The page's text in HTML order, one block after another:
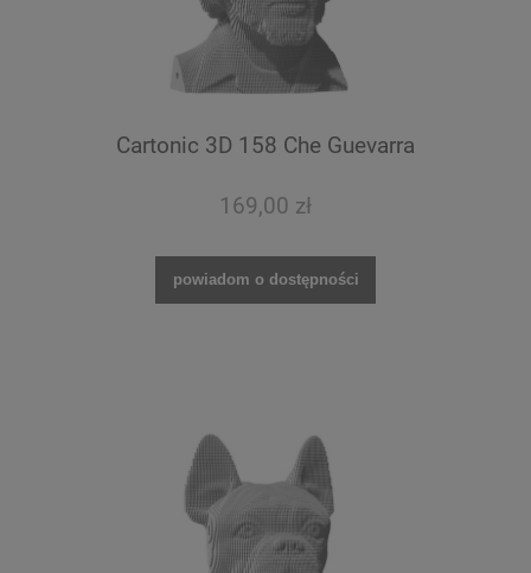
Cartonic 3D 158 Che Guevarra
169,00 zł
powiadom o dostępności